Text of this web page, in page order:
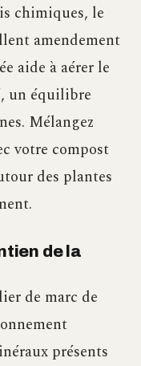
chimiques, le
amendement
aide à aérer le
un équilibre
Mélangez
votre compost
des plantes
de la
de marc de
présents